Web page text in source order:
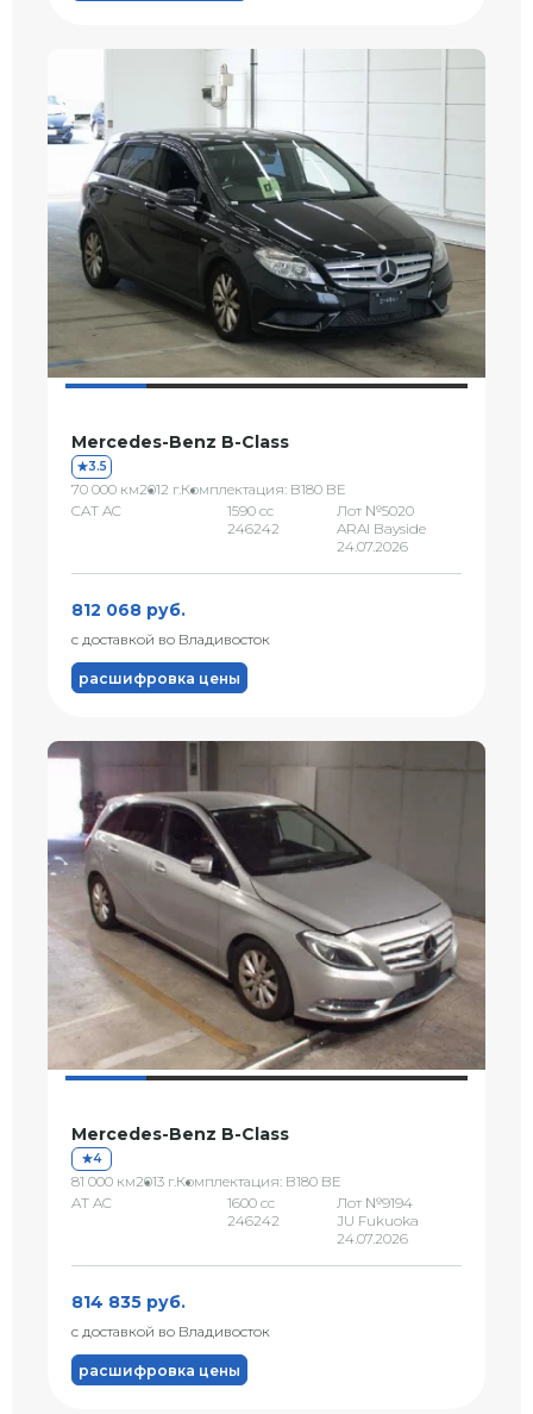
Mercedes-Benz B-Class
3.5
70 000 км2012 г.Комплектация: B180 BE
CAT AC
1590 сс
246242
Лот №5020
ARAI Bayside
24.07.2026
812 068 руб.
с доставкой во Владивосток
расшифровка цены
Mercedes-Benz B-Class
4
81 000 км2013 г.Комплектация: B180 BE
AT AC
1600 сс
246242
Лот №9194
JU Fukuoka
24.07.2026
814 835 руб.
с доставкой во Владивосток
расшифровка цены